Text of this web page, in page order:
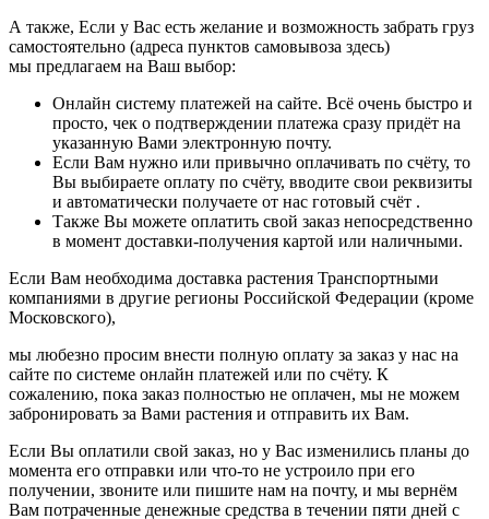
А также, Если у Вас есть желание и возможность забрать груз
самостоятельно (адреса пунктов самовывоза здесь)
мы предлагаем на Ваш выбор:
Онлайн систему платежей на сайте. Всё очень быстро и
просто, чек о подтверждении платежа сразу придёт на
указанную Вами электронную почту.
Если Вам нужно или привычно оплачивать по счёту, то
Вы выбираете оплату по счёту, вводите свои реквизиты
и автоматически получаете от нас готовый счёт .
Также Вы можете оплатить свой заказ непосредственно
в момент доставки-получения картой или наличными.
Если Вам необходима доставка растения Транспортными
компаниями в другие регионы Российской Федерации (кроме
Московского),
мы любезно просим внести полную оплату за заказ у нас на
сайте по системе онлайн платежей или по счёту. К
сожалению, пока заказ полностью не оплачен, мы не можем
забронировать за Вами растения и отправить их Вам.
Если Вы оплатили свой заказ, но у Вас изменились планы до
момента его отправки или что-то не устроило при его
получении, звоните или пишите нам на почту, и мы вернём
Вам потраченные денежные средства в течении пяти дней с